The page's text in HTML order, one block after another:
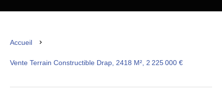
Accueil
Vente Terrain Constructible Drap, 2418 M², 2 225 000 €